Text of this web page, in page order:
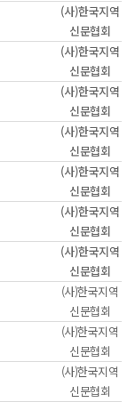
(사)한국지역
신문협회
(사)한국지역
신문협회
(사)한국지역
신문협회
(사)한국지역
신문협회
(사)한국지역
신문협회
(사)한국지역
신문협회
(사)한국지역
신문협회
(사)한국지역
신문협회
(사)한국지역
신문협회
(사)한국지역
신문협회